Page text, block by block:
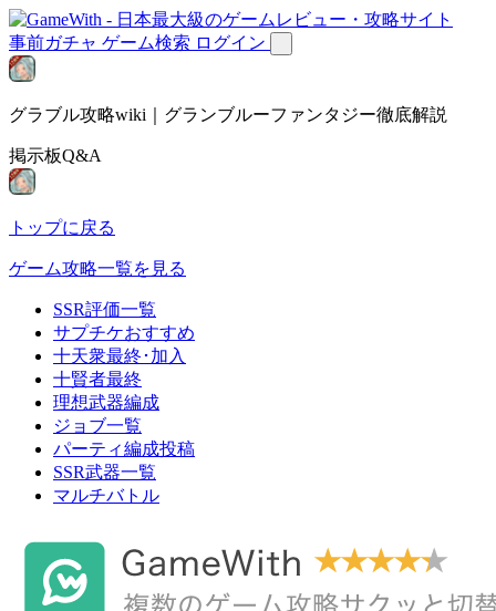
事前ガチャ ゲーム検索 ログイン
グラブル攻略wiki｜グランブルーファンタジー徹底解説
掲示板Q&A
トップに戻る
ゲーム攻略一覧を見る
SSR評価一覧
サプチケおすすめ
十天衆最終･加入
十賢者最終
理想武器編成
ジョブ一覧
パーティ編成投稿
SSR武器一覧
マルチバトル